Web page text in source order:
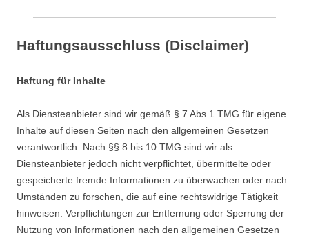
Haftungsausschluss (Disclaimer)
Haftung für Inhalte
Als Diensteanbieter sind wir gemäß § 7 Abs.1 TMG für eigene
Inhalte auf diesen Seiten nach den allgemeinen Gesetzen
verantwortlich. Nach §§ 8 bis 10 TMG sind wir als
Diensteanbieter jedoch nicht verpflichtet, übermittelte oder
gespeicherte fremde Informationen zu überwachen oder nach
Umständen zu forschen, die auf eine rechtswidrige Tätigkeit
hinweisen. Verpflichtungen zur Entfernung oder Sperrung der
Nutzung von Informationen nach den allgemeinen Gesetzen